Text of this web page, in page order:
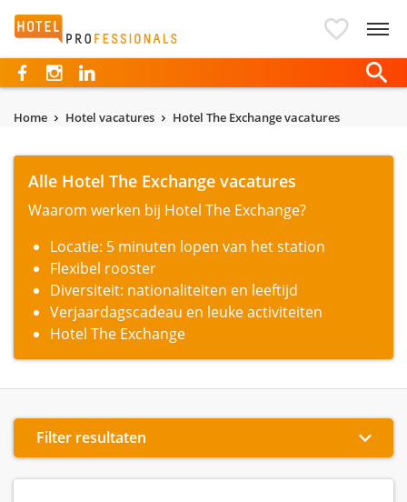
Hotelprofessionals
Home Hotel vacatures Hotel The Exchange vacatures
Alle Hotel The Exchange vacatures
Waarom werken bij Hotel The Exchange?
Locatie: 5 minuten lopen van het station
Flexibel rooster
Diversiteit: nationaliteiten en leeftijd
Verjaardagscadeau en leuke activiteiten
Hotel The Exchange
Filter resultaten